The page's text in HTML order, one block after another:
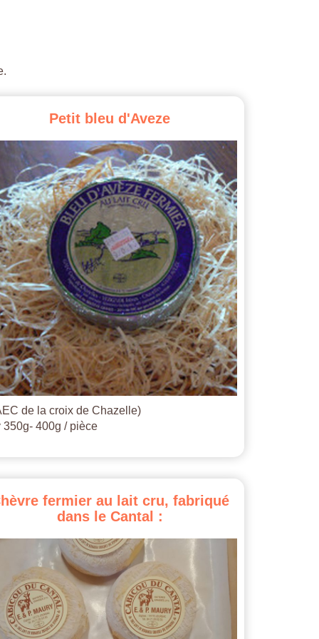
Petit bleu d'Aveze
de la croix de Chazelle)
350g- 400g / pièce
fermier au lait cru, fabriqué
dans le Cantal :